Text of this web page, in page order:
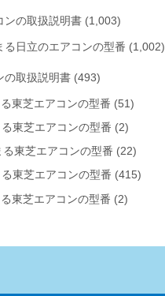
ンの取扱説明書 (1,003)
る日立のエアコンの型番 (1,002)
の取扱説明書 (493)
東芝エアコンの型番 (51)
東芝エアコンの型番 (2)
る東芝エアコンの型番 (22)
東芝エアコンの型番 (415)
東芝エアコンの型番 (2)